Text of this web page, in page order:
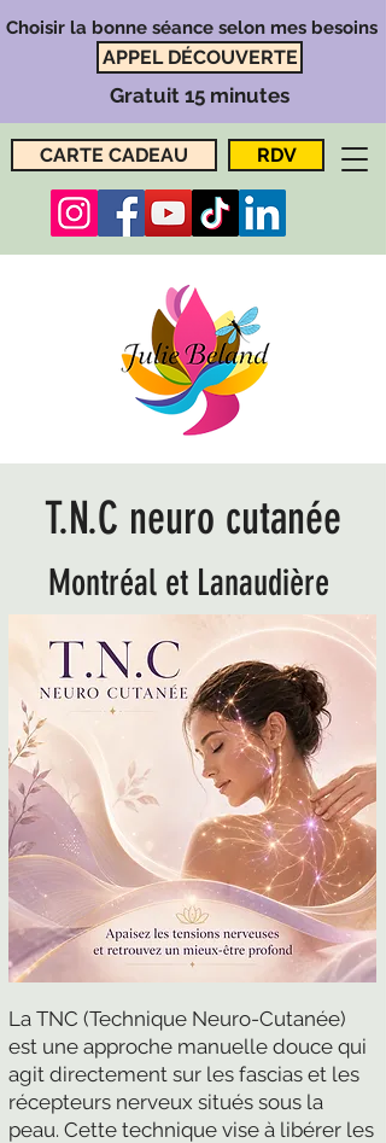
CARTE CADEAU RDV
Choisir la bonne séance selon mes besoins
APPEL DÉCOUVERTE
Gratuit 15 minutes
T.N.C neuro cutanée
Montréal et Lanaudière
La TNC (Technique Neuro-Cutanée)
est une approche manuelle douce qui
agit directement sur les fascias et les
récepteurs nerveux situés sous la
peau. Cette technique vise à libérer les